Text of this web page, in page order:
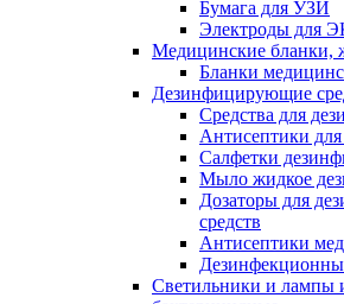
Бумага для УЗИ
Электроды для
Медицинские бланки,
Бланки
Дезинфицирующие
Средства для
Антисептики
Салфетки
Мыло жидкое
Дозаторы для
средств
Антисептики
Светильники и лампы